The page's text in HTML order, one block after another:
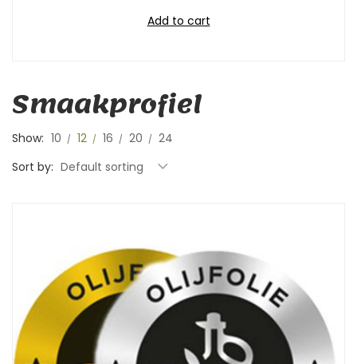
Add to cart
Smaakprofiel
Show: 10 12 16 20
24
Sort by: Default sorting